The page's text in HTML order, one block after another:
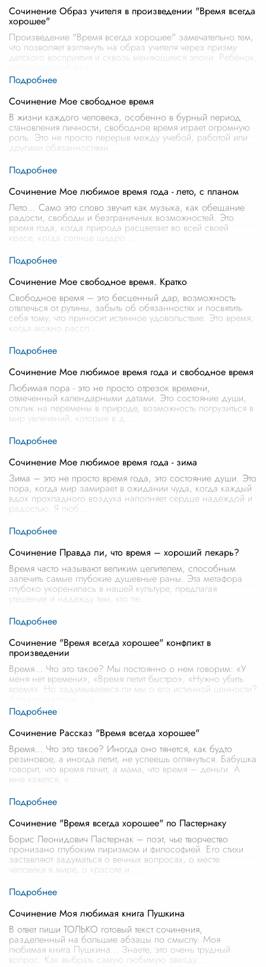
Сочинение Образ учителя в произведении "Время всегда
хорошее"
Произведение "Время всегда хорошее" замечательно тем,
что позволяет взглянуть на образ учителя через призму
детского восприятия и сквозь меняющиеся эпохи. Ребёнок,
Сочинение Мое свободное время
В жизни каждого человека, особенно в бурный период
становления личности, свободное время играет огромную
роль. Это не просто перерыв между учебой, работой или
другими обязанностями
Сочинение Мое любимое время года - лето, с планом
Лето… Само это слово звучит как музыка, как обещание
радости, свободы и безграничных возможностей. Это
время года, когда природа расцветает во всей своей
красе, когда солнце щедро
Сочинение Мое свободное время. Кратко
Свободное время – это бесценный дар, возможность
отвлечься от рутины, забыть об обязанностях и посвятить
себя тому, что приносит истинное удовольствие. Это время,
когда можно рассл
Сочинение Мое любимое время года и свободное время
Любимая пора - это не просто отрезок времени,
отмеченный календарными датами. Это состояние души,
отклик на перемены в природе, возможность погрузиться в
мир увлечений, которые в д
Сочинение Мое любимое время года - зима
Зима – это не просто время года, это состояние души. Это
пора, когда мир замирает в ожидании чуда, когда каждый
вдох прохладного воздуха наполняет сердце надеждой и
радостью. Я люб
Сочинение Правда ли, что время – хороший лекарь?
Время часто называют великим целителем, способным
залечить самые глубокие душевные раны. Эта метафора
глубоко укоренилась в нашей культуре, предлагая
утешение и надежду тем, кто пе
Сочинение "Время всегда хорошее" конфликт в
произведении
Время… Что это такое? Мы постоянно о нем говорим: «У
меня нет времени», «Время летит быстро», «Нужно убить
время». Но задумываемся ли мы о его истинной ценности?
Сочинение Рассказ "Время всегда хорошее"
Время… Что это такое? Иногда оно тянется, как будто
резиновое, а иногда летит, не успеешь оглянуться. Бабушка
говорит, что время лечит, а мама, что время – деньги. А
мне кажется, ч
Сочинение "Время всегда хорошее" по Пастернаку
Борис Леонидович Пастернак – поэт, чье творчество
пронизано глубоким лиризмом и философией. Его стихи
заставляют задуматься о вечных вопросах, о месте
человека в мире, о красоте и
Сочинение Моя любимая книга Пушкина
В ответ пиши ТОЛЬКО готовый текст сочинения,
разделенный на большие абзацы по смыслу. Моя
любимая книга Пушкина… Знаете, это очень трудный
вопрос. Как выбрать самую любимую звезду